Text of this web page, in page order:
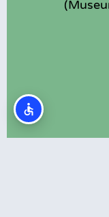
מוזיאון האשליות (Museum of illusions)